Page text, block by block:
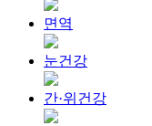
면역
눈건강
간·위건강